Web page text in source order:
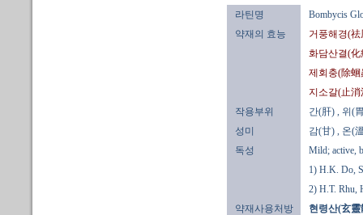
라틴명
Bombycis
약재의 효능
거풍해경(
화담산결(
제회충(除蛔
지소갈(止消
작용부위
간(肝)
, 위(
성미
감(甘)
, 온(
독성
Mild; active,
1) H.K. Do,
2) H.T. Rhu,
약재사용처방
현령산(玄靈